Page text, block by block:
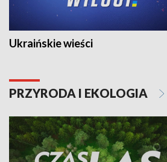
Ukraińskie wieści
PRZYRODA I EKOLOGIA